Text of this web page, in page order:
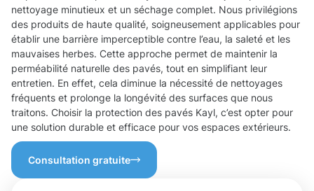
nettoyage minutieux et un séchage complet. Nous privilégions
des produits de haute qualité, soigneusement applicables pour
établir une barrière imperceptible contre l’eau, la saleté et les
mauvaises herbes. Cette approche permet de maintenir la
perméabilité naturelle des pavés, tout en simplifiant leur
entretien. En effet, cela diminue la nécessité de nettoyages
fréquents et prolonge la longévité des surfaces que nous
traitons. Choisir la protection des pavés Kayl, c’est opter pour
une solution durable et efficace pour vos espaces extérieurs.
Consultation gratuite